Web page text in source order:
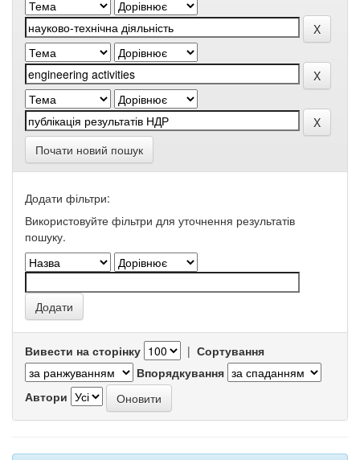
Почати новий пошук
Додати фільтри:
Використовуйте фільтри для уточнення результатів
пошуку.
Вивести на сторінку | Сортування
Впорядкування
Автори